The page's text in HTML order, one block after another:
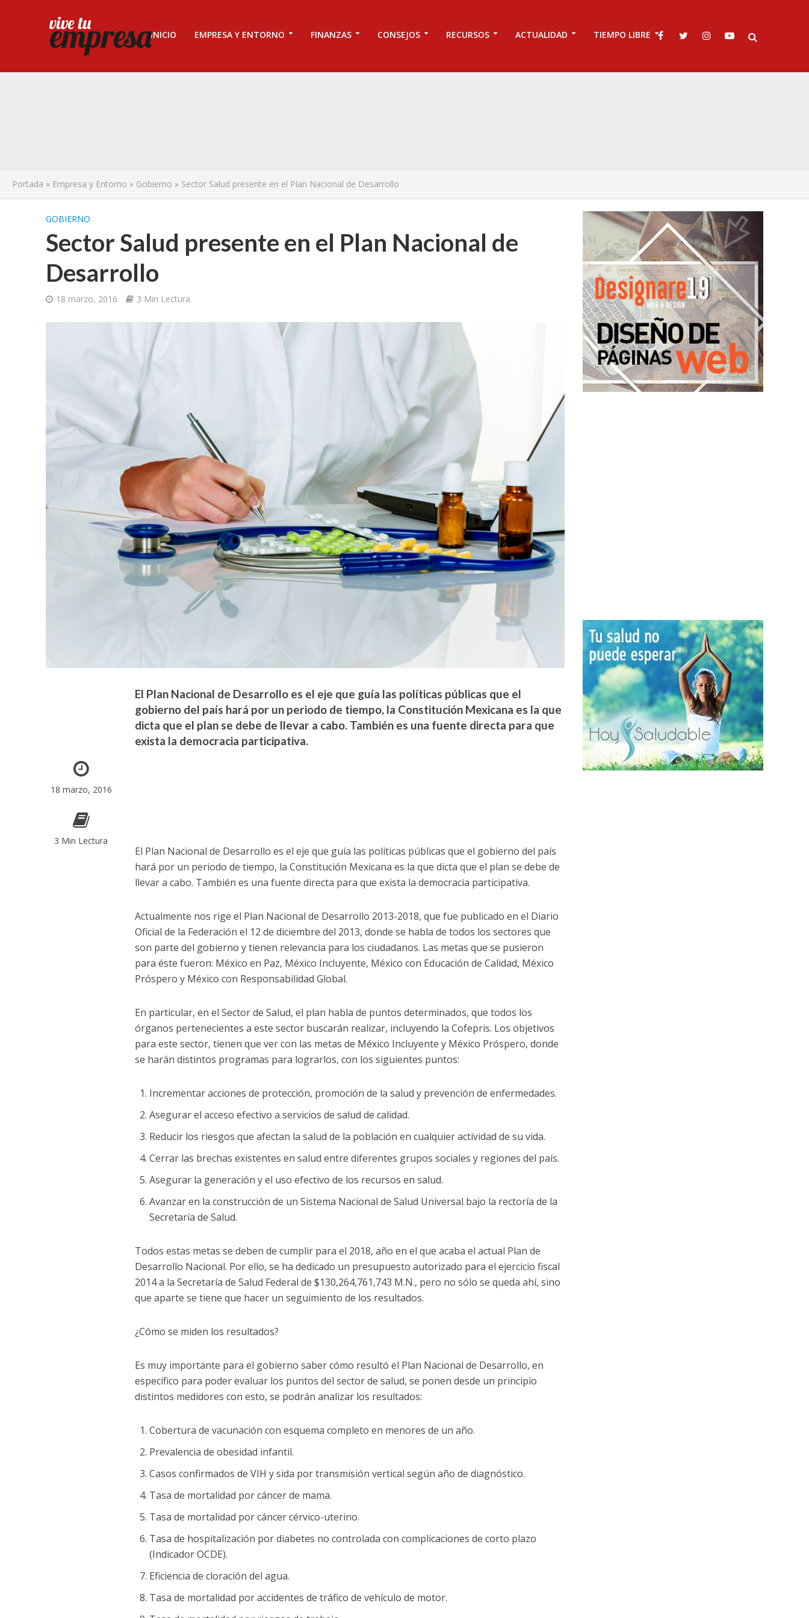
INICIO EMPRESA Y ENTORNO FINANZAS CONSEJOS RECURSOS ACTUALIDAD TIEMPO LIBRE
Portada » Empresa y Entorno » Gobierno » Sector Salud presente en el Plan Nacional de Desarrollo
GOBIERNO
Sector Salud presente en el Plan Nacional de
Desarrollo
18 marzo, 2016 3 Min Lectura
18 marzo, 2016
3 Min Lectura
El Plan Nacional de Desarrollo es el eje que guía las políticas públicas que el
gobierno del país hará por un periodo de tiempo, la Constitución Mexicana es la que
dicta que el plan se debe de llevar a cabo. También es una fuente directa para que
exista la democracia participativa.
El Plan Nacional de Desarrollo es el eje que guía las políticas públicas que el gobierno del país
hará por un periodo de tiempo, la Constitución Mexicana es la que dicta que el plan se debe de
llevar a cabo. También es una fuente directa para que exista la democracia participativa.
Actualmente nos rige el Plan Nacional de Desarrollo 2013-2018, que fue publicado en el Diario
Oficial de la Federación el 12 de diciembre del 2013, donde se habla de todos los sectores que
son parte del gobierno y tienen relevancia para los ciudadanos. Las metas que se pusieron
para éste fueron: México en Paz, México Incluyente, México con Educación de Calidad, México
Próspero y México con Responsabilidad Global.
En particular, en el Sector de Salud, el plan habla de puntos determinados, que todos los
órganos pertenecientes a este sector buscarán realizar, incluyendo la Cofepris. Los objetivos
para este sector, tienen que ver con las metas de México Incluyente y México Próspero, donde
se harán distintos programas para lograrlos, con los siguientes puntos:
Incrementar acciones de protección, promoción de la salud y prevención de enfermedades.
Asegurar el acceso efectivo a servicios de salud de calidad.
Reducir los riesgos que afectan la salud de la población en cualquier actividad de su vida.
Cerrar las brechas existentes en salud entre diferentes grupos sociales y regiones del país.
Asegurar la generación y el uso efectivo de los recursos en salud.
Avanzar en la construcción de un Sistema Nacional de Salud Universal bajo la rectoría de la
Secretaría de Salud.
Todos estas metas se deben de cumplir para el 2018, año en el que acaba el actual Plan de
Desarrollo Nacional. Por ello, se ha dedicado un presupuesto autorizado para el ejercicio fiscal
2014 a la Secretaría de Salud Federal de $130,264,761,743 M.N., pero no sólo se queda ahí, sino
que aparte se tiene que hacer un seguimiento de los resultados.
¿Cómo se miden los resultados?
Es muy importante para el gobierno saber cómo resultó el Plan Nacional de Desarrollo, en
específico para poder evaluar los puntos del sector de salud, se ponen desde un principio
distintos medidores con esto, se podrán analizar los resultados:
Cobertura de vacunación con esquema completo en menores de un año.
Prevalencia de obesidad infantil.
Casos confirmados de VIH y sida por transmisión vertical según año de diagnóstico.
Tasa de mortalidad por cáncer de mama.
Tasa de mortalidad por cáncer cérvico-uterino.
Tasa de hospitalización por diabetes no controlada con complicaciones de corto plazo
(Indicador OCDE).
Eficiencia de cloración del agua.
Tasa de mortalidad por accidentes de tráfico de vehículo de motor.